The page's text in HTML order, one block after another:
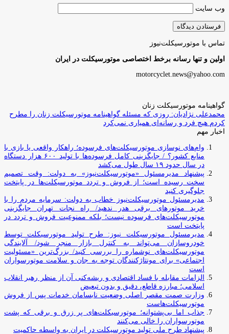
وب‌ سایت
تماس با موتورسیکلت‌نیوز
اولین و تنها رسانه برخط اختصاصی موتورسیکلت در ایران
motorcyclet.news@yahoo.com
گواهینامه موتورسیکلت زنان
محمدعلی نژادیان: روزی که مسئله گواهینامه موتورسیکلت زنان را مطرح
کردم هیچ فرد و رسانه‌ای همیاری نمی‌کرد
اخبار مهم
وام‌های نوسازی موتورسیکلت‌های فرسوده؛ راهکار واقعی یا بازی با
منابع کشور؟ / جایگزینی کامل فرسوده‌ها با تولید ۶۰۰ هزار دستگاه
در سال حدود ۱۹ سال طول می‌کشد
پیشنهاد مدیرمسئول «موتورسیکلت‌نیوز» به دولت: وقت تصمیم
سخت رسیده است؛ از فروش و تردد موتورسیکلت‌ها در پایتخت
جلوگیری کنید
مدیرمسئول موتورسیکلت‌نیوز خطاب به دولت: سرمایه مردم را با
خرید موتورهای برقی هدر ندهید/ راه نجات تهران جایگزینی
موتورسیکلت‌های فرسوده نیست؛ بلکه ممنوعیت فروش و تردد در
پایتخت است
مدیرمسئول موتورسیکلت نیوز: طرح تولید موتورسیکلت توسط
خودروسازان می‌تواند به کنترل بازار منجر شود/ آلایندگی
موتورسیکلت‌های نوشماره را بررسی کنید/ بزرگ‌ترین «مسئولیت
اجتماعی» برای مونتاژکنندگان توجه به جان و سلامت موتورسواران
است
الزامات مقابله با فساد اقتصادی و ریشه‌کنی آن از منظر رهبر انقلاب
اسلامی؛ مبارزه قاطع، دقیق و بدون تبعیض
وزارت صمت مقصر اصلی وضعیت نابسامان خدمات پس از فروش
موتورسیکلت‌هاست
جذاب اما بی‌پشتوانه؛ موتورسیکلت‌های پر زرق‌ و برقی که پشت
موتورسواران را خالی می‌کنند
پیشنهاد طرح ملی تولید موتورسیکلت در ایران به واسطه حاکمیت